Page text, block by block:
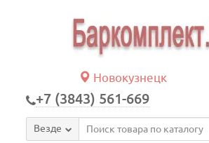
Новокузнецк
+7 (3843) 561-669
Везде